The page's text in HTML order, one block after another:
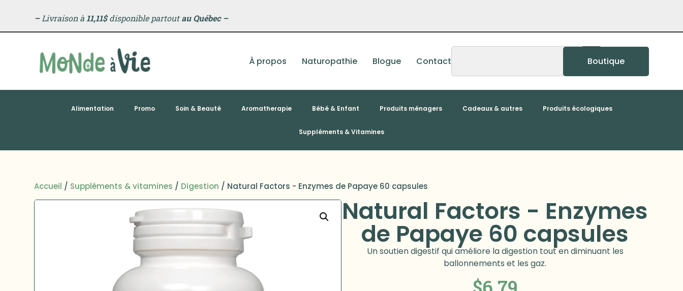
–Livraison à 11,11$disponible partoutau Québec –
À propos Naturopathie Blogue Contact Boutique
Alimentation Promo Soin & Beauté Aromatherapie Bébé & Enfant Produits ménagers Cadeaux & autres Produits écologiques
Suppléments & Vitamines
Accueil / Suppléments & vitamines / Digestion / Natural Factors - Enzymes de Papaye 60 capsules
Natural Factors - Enzymes
de Papaye 60 capsules
Un soutien digestif qui améliore la digestion tout en diminuant les
ballonnements et les gaz.